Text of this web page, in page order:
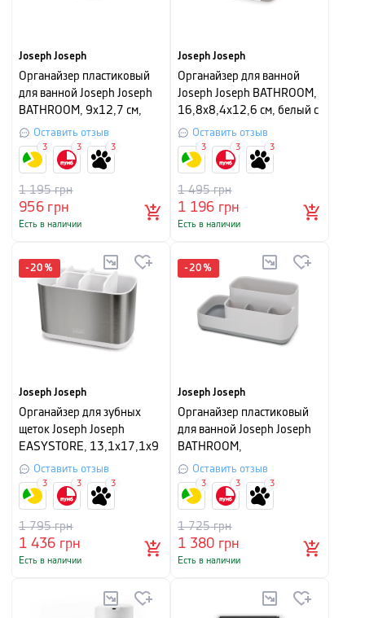
Joseph Joseph
Органайзер пластиковый
для ванной Joseph Joseph
BATHROOM, 9х12,7 см,
серыйОставить отзыв
956грн
1 195грн
Есть в наличии
3 3 3
Joseph Joseph
Органайзер для ванной
Joseph Joseph BATHROOM,
16,8x8,4x12,6 см, белый с
серымОставить отзыв
1 196 грн
1 495грн
Есть в наличии
3 3 3
-20 %
Joseph Joseph
Органайзер для зубных
щеток Joseph Joseph
EASYSTORE, 13,1x17,1x9
см, серебристый
Оставить отзыв
1 436 грн
1 795грн
Есть в наличии
3 3 3
-20 %
Joseph Joseph
Органайзер пластиковый
для ванной Joseph Joseph
BATHROOM,
24,9х11,9х11,6 см, серый
Оставить отзыв
1 380 грн
1 725грн
Есть в наличии
3 3 3